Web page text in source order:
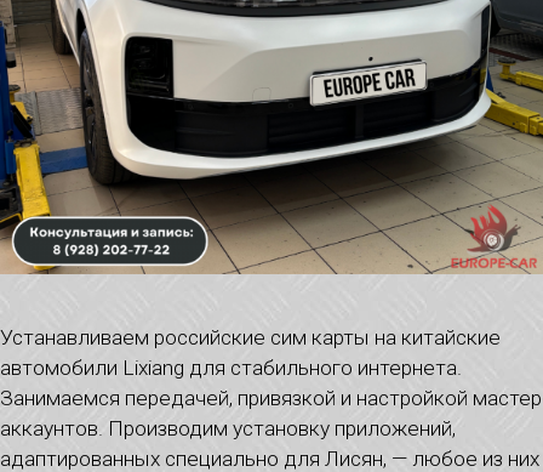
Устанавливаем российские сим карты на китайские
автомобили Lixiang для стабильного интернета.
Занимаемся передачей, привязкой и настройкой мастер
аккаунтов. Производим установку приложений,
адаптированных специально для Лисян, — любое из них